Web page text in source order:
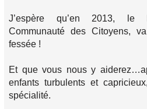
J’espère qu’en 2013, le
Communauté des Citoyens,
fessée !
Et que vous nous y
enfants turbulents et
spécialité.